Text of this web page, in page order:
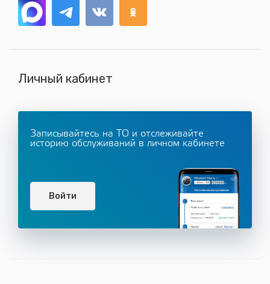
Личный кабинет
Записывайтесь на ТО и отслеживайте
историю обслуживаний в личном кабинете
Войти